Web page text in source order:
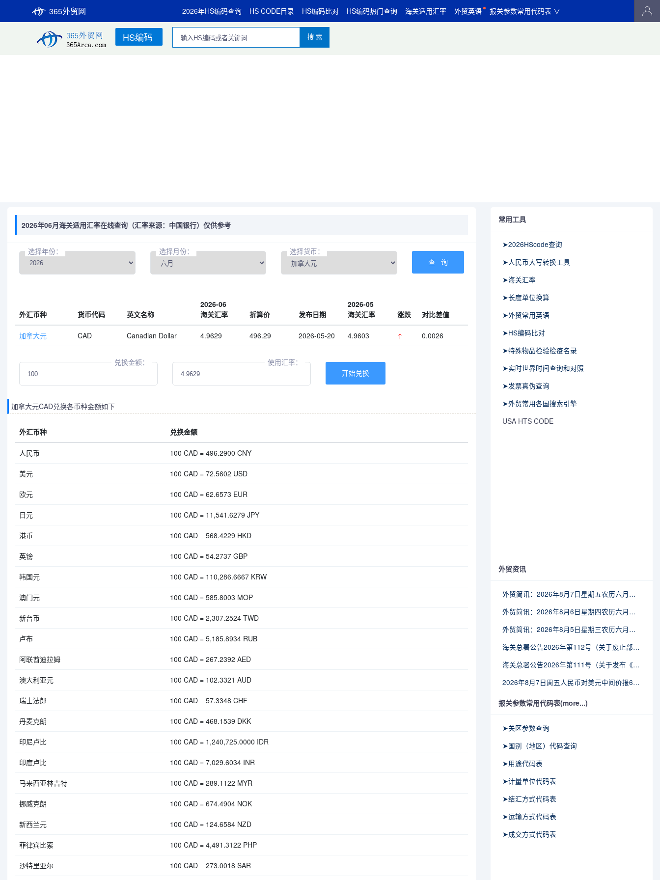
365外贸网 2026年HS编码查询 HS CODE目录 HS编码比对 HS编码热门查询 海关适用汇率 外贸英语 报关参数常用代码表 ∨
HS编码 搜 索
2026年06月海关适用汇率在线查询（汇率来源：中国银行）仅供参考
选择年份： 选择月份： 选择货币：
外汇币种 货币代码 英文名称
2026-06
海关汇率
折算价 发布日期
2026-05
海关汇率
涨跌 对比差值
加拿大元 CAD Canadian Dollar 4.9629 496.29 2026-05-20 4.9603 ↑ 0.0026
兑换金额： 使用汇率：
加拿大元CAD兑换各币种金额如下
外汇币种 兑换金额
人民币 100 CAD = 496.2900 CNY
美元 100 CAD = 72.5602 USD
欧元 100 CAD = 62.6573 EUR
日元 100 CAD = 11,541.6279 JPY
港币 100 CAD = 568.4229 HKD
英镑 100 CAD = 54.2737 GBP
韩国元 100 CAD = 110,286.6667 KRW
澳门元 100 CAD = 585.8003 MOP
新台币 100 CAD = 2,307.2524 TWD
卢布 100 CAD = 5,185.8934 RUB
阿联酋迪拉姆 100 CAD = 267.2392 AED
澳大利亚元 100 CAD = 102.3321 AUD
瑞士法郎 100 CAD = 57.3348 CHF
丹麦克朗 100 CAD = 468.1539 DKK
印尼卢比 100 CAD = 1,240,725.0000 IDR
印度卢比 100 CAD = 7,029.6034 INR
马来西亚林吉特 100 CAD = 289.1122 MYR
挪威克朗 100 CAD = 674.4904 NOK
新西兰元 100 CAD = 124.6584 NZD
菲律宾比索 100 CAD = 4,491.3122 PHP
沙特里亚尔 100 CAD = 273.0018 SAR
常用工具
➤2026HScode查询
➤人民币大写转换工具
➤海关汇率
➤长度单位换算
➤外贸常用英语
➤HS编码比对
➤特殊物品检验检疫名录
➤实时世界时间查询和对照
➤发票真伪查询
➤外贸常用各国搜索引擎
USA HTS CODE
外贸资讯
外贸简讯：2026年8月7日星期五农历六月廿五
外贸简讯：2026年8月6日星期四农历六月廿四
外贸简讯：2026年8月5日星期三农历六月廿三
海关总署公告2026年第112号（关于废止部分卫生检疫类规范性文件的公告）
海关总署公告2026年第111号（关于发布《进出境动植物检疫处理监督管理工作规定》《进出境卫生处理监督管理工作规定》的公告）
2026年8月7日周五人民币对美元中间价报6.7904调贬9个基点
报关参数常用代码表(more...)
➤关区参数查询
➤国别（地区）代码查询
➤用途代码表
➤计量单位代码表
➤结汇方式代码表
➤运输方式代码表
➤成交方式代码表